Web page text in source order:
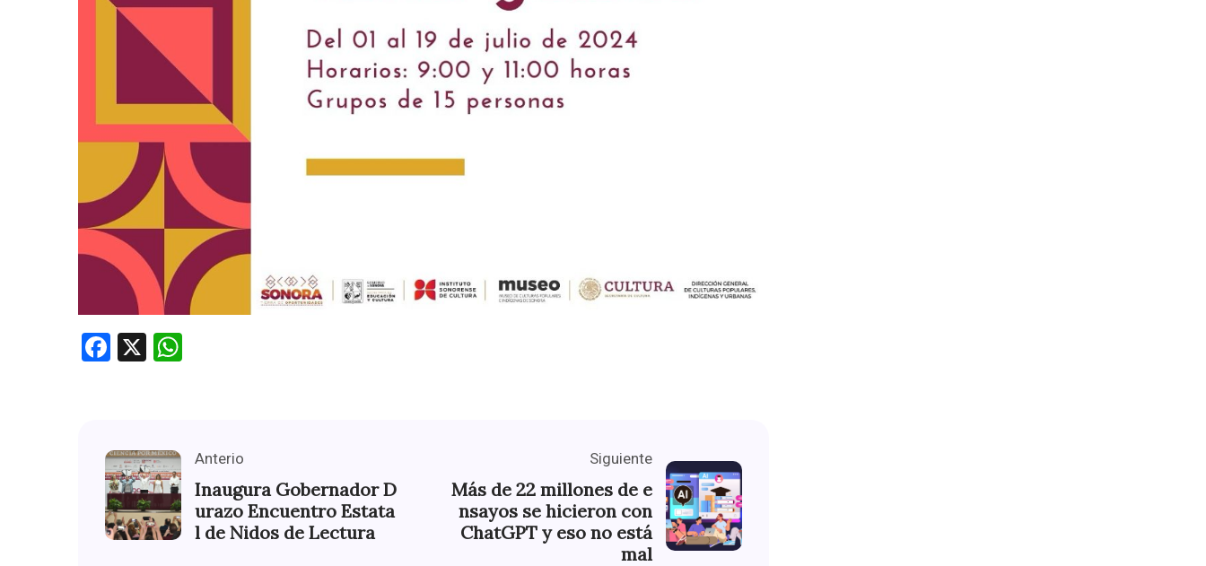
Facebook
X
Anterio
Inaugura Gobernador D
urazo Encuentro Estata
l de Nidos de Lectura
Siguiente
Más de 22 millones de e
nsayos se hicieron con
ChatGPT y eso no está
mal